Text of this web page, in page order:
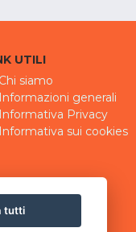
UTILI
Chi siamo
Informazioni generali
Informativa Privacy
Informativa sui cookies
tutti